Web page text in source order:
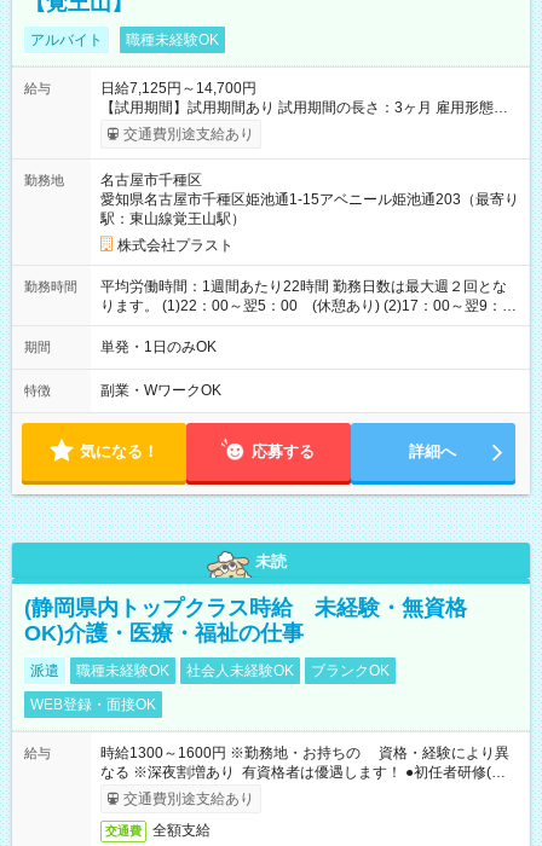
アルバイト 職種未経験OK
給与
日給7,125円～14,700円
【試用期間】試用期間あり 試用期間の長さ：3ヶ月 雇用形態、
給与は本採用時と同じです。
交通費別途支給あり
勤務地
名古屋市千種区
愛知県名古屋市千種区姫池通1-15アベニール姫池通203（最寄り
駅：東山線覚王山駅）
株式会社プラスト
勤務時間
平均労働時間：1週間あたり22時間 勤務日数は最大週２回とな
ります。 (1)22：00～翌5：00 (休憩あり) (2)17：00～翌9：
00 (休憩あり) ３６協定提出済 平均労働時間：1週間あたり22
時間 勤務日数は最大週２回となります。 (1)22：00～翌5：00
期間 単発・1日のみOK
特徴 副業・WワークOK
気になる！ 応募する 詳細へ
未読
(静岡県内トップクラス時給 未経験・無資格
OK)介護・医療・福祉の仕事
派遣 職種未経験OK 社会人未経験OK
ブランクOK
WEB登録・面接OK
給与
時給1300～1600円 ※勤務地・お持ちの 資格・経験により異
なる ※深夜割増あり 有資格者は優遇します！ ●初任者研修(ヘル
パー2級) ：時給1400円以上 ●看護師 ：時給2000円以上
交通費別途支給あり
交通費 全額支給